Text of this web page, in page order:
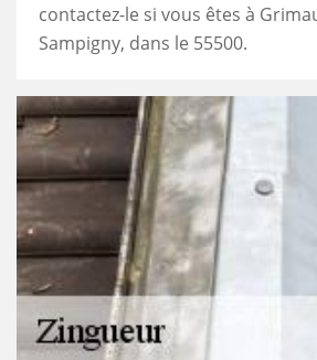
contactez-le si vous êtes à
Sampigny, dans le 55500.